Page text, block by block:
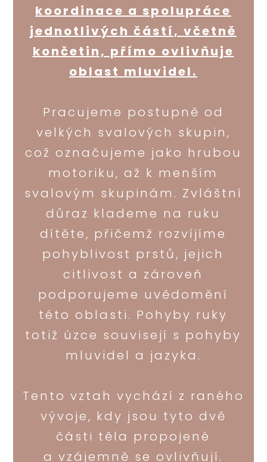
koordinace a spolupráce
jednotlivých částí, včetně
končetin, přímo ovlivňuje
oblast mluvidel.
Pracujeme postupně od
velkých svalových skupin,
což označujeme jako hrubou
motoriku, až k menším
svalovým skupinám. Zvláštní
důraz klademe na ruku
dítěte, přičemž rozvíjíme
pohyblivost prstů, jejich
citlivost a zároveň
podporujeme uvědomění
této oblasti. Pohyby ruky
totiž úzce souvisejí s pohyby
mluvidel a jazyka.
Tento vztah vychází z raného
vývoje, kdy jsou tyto dvě
části těla propojené
a vzájemně se ovlivňují.